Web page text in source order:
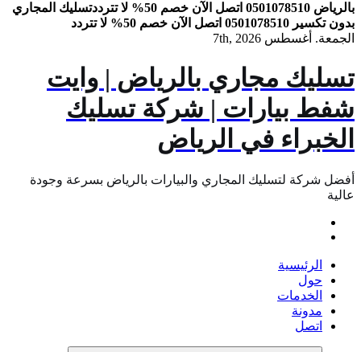
بالرياض 0501078510 اتصل الآن خصم 50% لا تتردد
تسليك المجاري
بدون تكسير 0501078510 اتصل الآن خصم 50% لا تتردد
الجمعة. أغسطس 7th, 2026
تسليك مجاري بالرياض | وايت
شفط بيارات | شركة تسليك
الخبراء في الرياض
أفضل شركة لتسليك المجاري والبيارات بالرياض بسرعة وجودة
عالية
الرئيسية
حول
الخدمات
مدونة
اتصل